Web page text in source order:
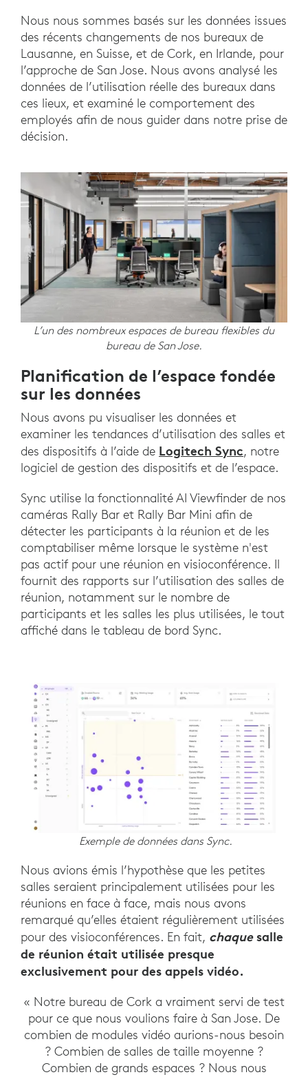
Nous nous sommes basés sur les données issues
des récents changements de nos bureaux de
Lausanne, en Suisse, et de Cork, en Irlande, pour
l’approche de San Jose. Nous avons analysé les
données de l’utilisation réelle des bureaux dans
ces lieux, et examiné le comportement des
employés afin de nous guider dans notre prise de
décision.
L’un des nombreux espaces de bureau flexibles du
bureau de San Jose.
Planification de l’espace fondée
sur les données
Nous avons pu visualiser les données et
examiner les tendances d’utilisation des salles et
des dispositifs à l’aide de Logitech Sync, notre
logiciel de gestion des dispositifs et de l’espace.
Sync utilise la fonctionnalité AI Viewfinder de nos
caméras Rally Bar et Rally Bar Mini afin de
détecter les participants à la réunion et de les
comptabiliser même lorsque le système n'est
pas actif pour une réunion en visioconférence. Il
fournit des rapports sur l’utilisation des salles de
réunion, notamment sur le nombre de
participants et les salles les plus utilisées, le tout
affiché dans le tableau de bord Sync.
Exemple de données dans Sync.
Nous avions émis l’hypothèse que les petites
salles seraient principalement utilisées pour les
réunions en face à face, mais nous avons
remarqué qu’elles étaient régulièrement utilisées
pour des visioconférences. En fait, chaquesalle
de réunion était utilisée presque
exclusivement pour des appels vidéo.
« Notre bureau de Cork a vraiment servi de test
pour ce que nous voulions faire à San Jose. De
combien de modules vidéo aurions-nous besoin
? Combien de salles de taille moyenne ?
Combien de grands espaces ? Nous nous